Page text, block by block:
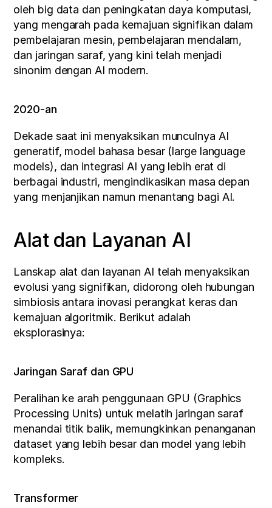
oleh big data dan peningkatan daya komputasi,
yang mengarah pada kemajuan signifikan dalam
pembelajaran mesin, pembelajaran mendalam,
dan jaringan saraf, yang kini telah menjadi
sinonim dengan AI modern.
2020-an
Dekade saat ini menyaksikan munculnya AI
generatif, model bahasa besar (large language
models), dan integrasi AI yang lebih erat di
berbagai industri, mengindikasikan masa depan
yang menjanjikan namun menantang bagi AI.
Alat dan Layanan AI
Lanskap alat dan layanan AI telah menyaksikan
evolusi yang signifikan, didorong oleh hubungan
simbiosis antara inovasi perangkat keras dan
kemajuan algoritmik. Berikut adalah
eksplorasinya:
Jaringan Saraf dan GPU
Peralihan ke arah penggunaan GPU (Graphics
Processing Units) untuk melatih jaringan saraf
menandai titik balik, memungkinkan penanganan
dataset yang lebih besar dan model yang lebih
kompleks.
Transformer